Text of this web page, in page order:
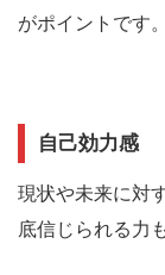
がポイントです。
自己効力感
現状や未来に対
底信じられる力